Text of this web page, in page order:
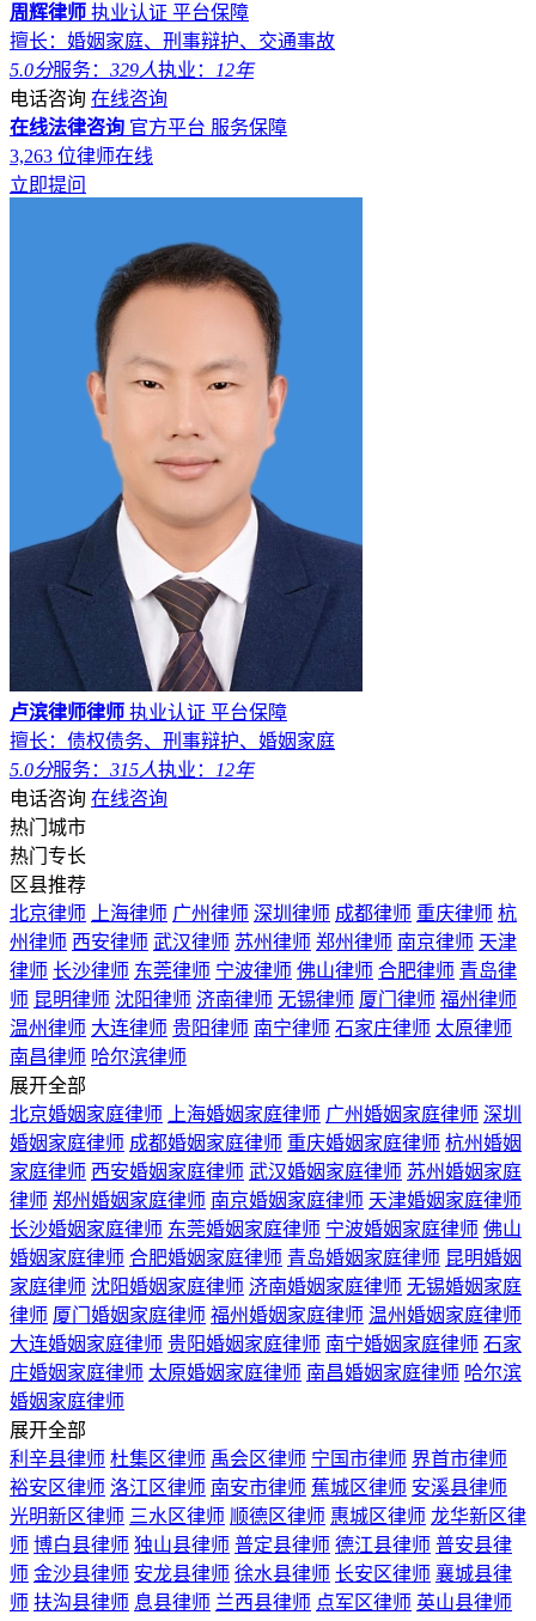
周辉律师 执业认证 平台保障
擅长：婚姻家庭、刑事辩护、交通事故
5.0分服务： 329人执业：
12年
电话咨询 在线咨询
在线法律咨询 官方平台 服务保障
3,263 位律师在线
立即提问
卢滨律师律师 执业认证 平台保障
擅长：债权债务、刑事辩护、婚姻家庭
5.0分服务： 315人执业：
12年
电话咨询 在线咨询
热门城市
热门专长
区县推荐
北京律师
上海律师 广州律师 深圳律师 成都律师 重庆律师 杭
州律师 西安律师 武汉律师 苏州律师 郑州律师 南京律师 天津
律师 长沙律师 东莞律师 宁波律师 佛山律师 合肥律师 青岛律
师 昆明律师 沈阳律师 济南律师 无锡律师 厦门律师 福州律师
温州律师 大连律师 贵阳律师 南宁律师 石家庄律师 太原律师
南昌律师 哈尔滨律师
展开全部
北京婚姻家庭律师
上海婚姻家庭律师 广州婚姻家庭律师 深圳
婚姻家庭律师 成都婚姻家庭律师 重庆婚姻家庭律师 杭州婚姻
家庭律师 西安婚姻家庭律师 武汉婚姻家庭律师 苏州婚姻家庭
律师 郑州婚姻家庭律师 南京婚姻家庭律师 天津婚姻家庭律师
长沙婚姻家庭律师 东莞婚姻家庭律师 宁波婚姻家庭律师 佛山
婚姻家庭律师 合肥婚姻家庭律师 青岛婚姻家庭律师 昆明婚姻
家庭律师 沈阳婚姻家庭律师 济南婚姻家庭律师 无锡婚姻家庭
律师 厦门婚姻家庭律师 福州婚姻家庭律师 温州婚姻家庭律师
大连婚姻家庭律师 贵阳婚姻家庭律师 南宁婚姻家庭律师 石家
庄婚姻家庭律师 太原婚姻家庭律师 南昌婚姻家庭律师 哈尔滨
婚姻家庭律师
展开全部
利辛县律师 杜集区律师 禹会区律师 宁国市律师 界首市律师
裕安区律师 洛江区律师 南安市律师 蕉城区律师 安溪县律师
光明新区律师 三水区律师 顺德区律师 惠城区律师 龙华新区律
师 博白县律师 独山县律师 普定县律师 德江县律师 普安县律
师 金沙县律师 安龙县律师 徐水县律师 长安区律师 襄城县律
师 扶沟县律师 息县律师 兰西县律师 点军区律师 英山县律师